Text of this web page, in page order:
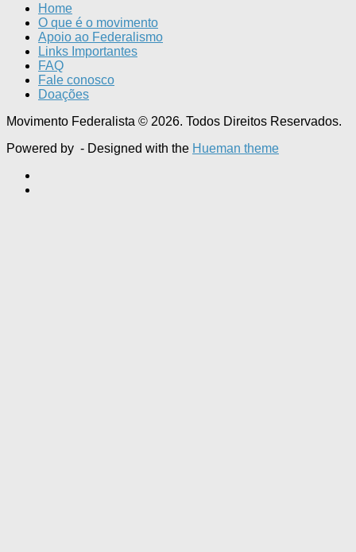
Home
O que é o movimento
Apoio ao Federalismo
Links Importantes
FAQ
Fale conosco
Doações
Movimento Federalista © 2026. Todos Direitos Reservados.
Powered by - Designed with the Hueman theme